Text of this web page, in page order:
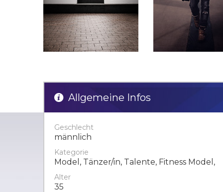
Allgemeine Infos
Geschlecht
männlich
Kategorie
Model, Tänzer/in, Talente, Fitness Model,
Alter
35